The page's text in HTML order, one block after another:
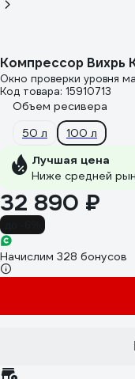
Компрессор
Окно проверки уровня
Код товара: 15910713
Объем ресивера
50 л
100 л
Лучшая цена
Ниже средней
32 890 ₽
Начислим 328 бонусов